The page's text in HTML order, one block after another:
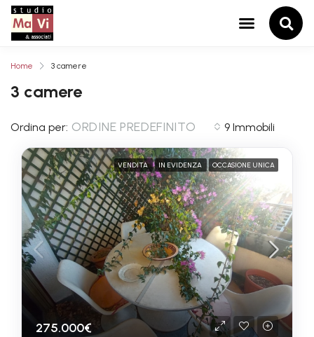
Home 3 camere
3 camere
9 Immobili
Ordina per: ORDINE PREDEFINITO
VENDITA IN EVIDENZA OCCASIONE UNICA
275.000€